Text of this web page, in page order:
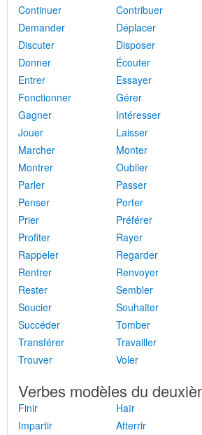
Continuer
Contribuer
Demander
Déplacer
Discuter
Disposer
Donner
Écouter
Entrer
Essayer
Fonctionner
Gérer
Gagner
Intéresser
Jouer
Laisser
Marcher
Monter
Montrer
Oublier
Parler
Passer
Penser
Porter
Prier
Préférer
Profiter
Rayer
Rappeler
Regarder
Rentrer
Renvoyer
Rester
Sembler
Soucier
Souhaiter
Succéder
Tomber
Transférer
Travailler
Trouver
Voler
Verbes modèles du
Finir
Haïr
Impartir
Atterrir